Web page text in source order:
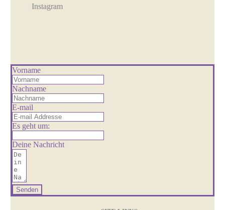
Instagram
Vorname
Nachname
E-mail
Es geht um:
Deine Nachricht
Senden